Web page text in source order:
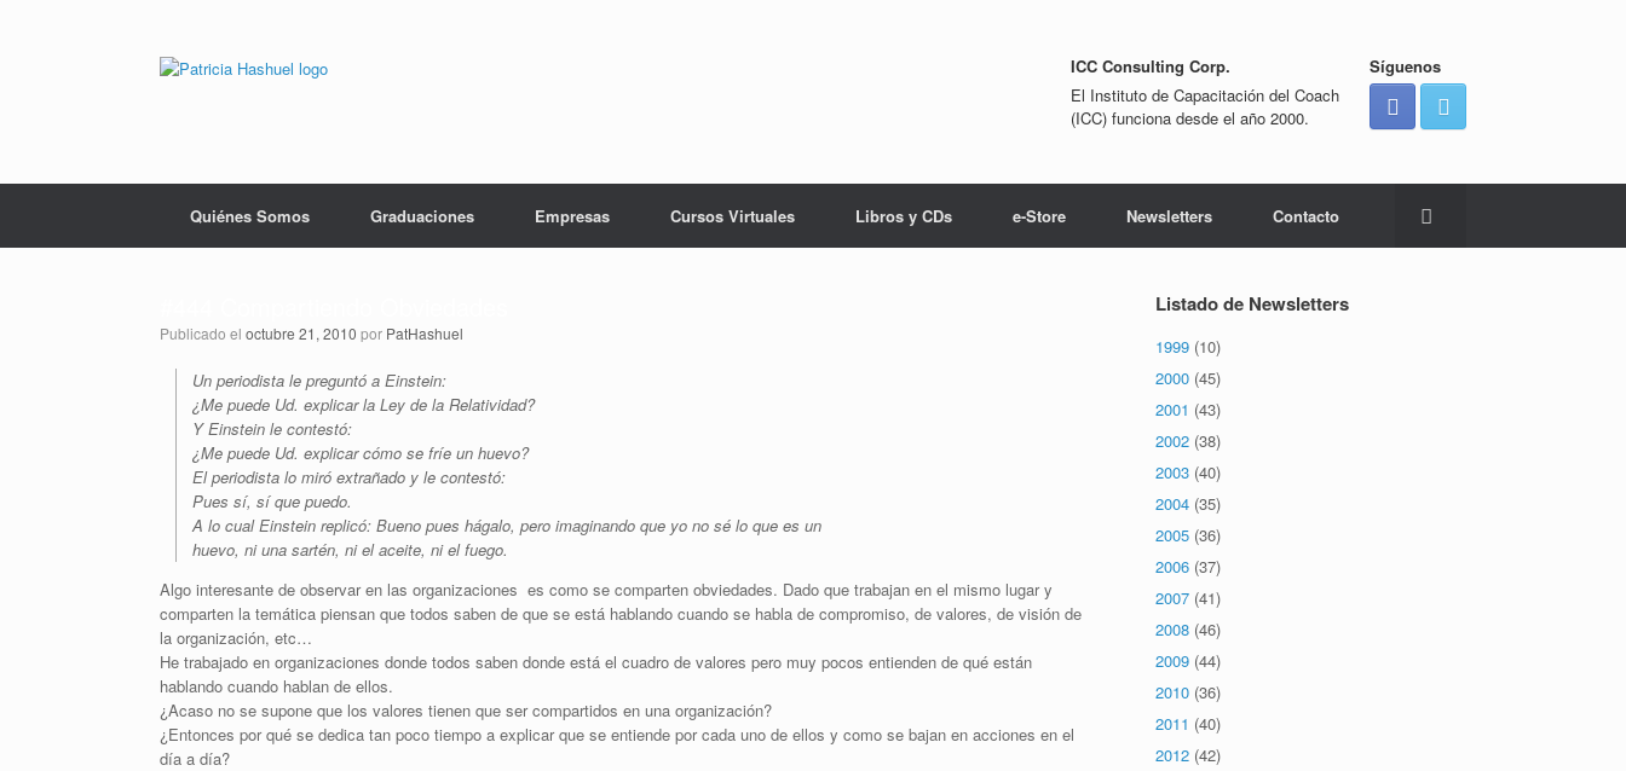
ICC Consulting Corp.
El Instituto de Capacitación del Coach
(ICC) funciona desde el año 2000.
Síguenos
Quiénes Somos Graduaciones Empresas Cursos Virtuales Libros y CDs e-Store Newsletters Contacto
Publicado el octubre 21, 2010 por PatHashuel
Un periodista le preguntó a Einstein:
¿Me puede Ud. explicar la Ley de la Relatividad?
Y Einstein le contestó:
¿Me puede Ud. explicar cómo se fríe un huevo?
El periodista lo miró extrañado y le contestó:
Pues sí, sí que puedo.
A lo cual Einstein replicó: Bueno pues hágalo, pero imaginando que yo no sé lo que es un
huevo, ni una sartén, ni el aceite, ni el fuego.
Algo interesante de observar en las organizaciones es como se comparten obviedades. Dado que trabajan en el mismo lugar y
comparten la temática piensan que todos saben de que se está hablando cuando se habla de compromiso, de valores, de visión de
la organización, etc…
He trabajado en organizaciones donde todos saben donde está el cuadro de valores pero muy pocos entienden de qué están
hablando cuando hablan de ellos.
¿Acaso no se supone que los valores tienen que ser compartidos en una organización?
¿Entonces por qué se dedica tan poco tiempo a explicar que se entiende por cada uno de ellos y como se bajan en acciones en el
día a día?
Listado de Newsletters
1999 (10)
2000 (45)
2001 (43)
2002 (38)
2003 (40)
2004 (35)
2005 (36)
2006 (37)
2007 (41)
2008 (46)
2009 (44)
2010 (36)
2011 (40)
2012 (42)